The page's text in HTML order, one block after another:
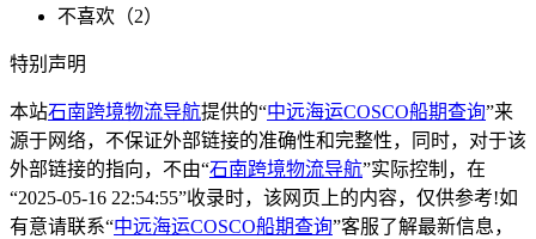
不喜欢（2）
特别声明
本站石南跨境物流导航提供的“中远海运COSCO船期查询”来
源于网络，不保证外部链接的准确性和完整性，同时，对于该
外部链接的指向，不由“石南跨境物流导航”实际控制，在
“2025-05-16 22:54:55”收录时，该网页上的内容，仅供参考!如
有意请联系“中远海运COSCO船期查询”客服了解最新信息，